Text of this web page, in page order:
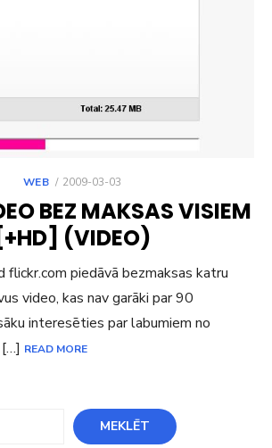
WEB
POSTED
2009-03-03
BEZ MAKSAS VISIEM
[+HD] (VIDEO)
flickr.com piedāvā bezmaksas katru
video, kas nav garāki par 90
interesēties par labumiem no
READ MORE
MEKLĒT